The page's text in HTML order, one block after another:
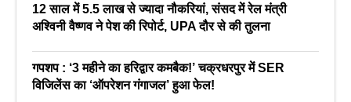
12 साल में 5.5 लाख से ज्यादा नौकरियां, संसद में रेल मंत्री
अश्विनी वैष्णव ने पेश की रिपोर्ट, UPA दौर से की तुलना
गपशप : ‘3 महीने का हरिद्वार कमबैक!’ चक्रधरपुर में SER
विजिलेंस का ‘ऑपरेशन गंगाजल’ हुआ फेल!